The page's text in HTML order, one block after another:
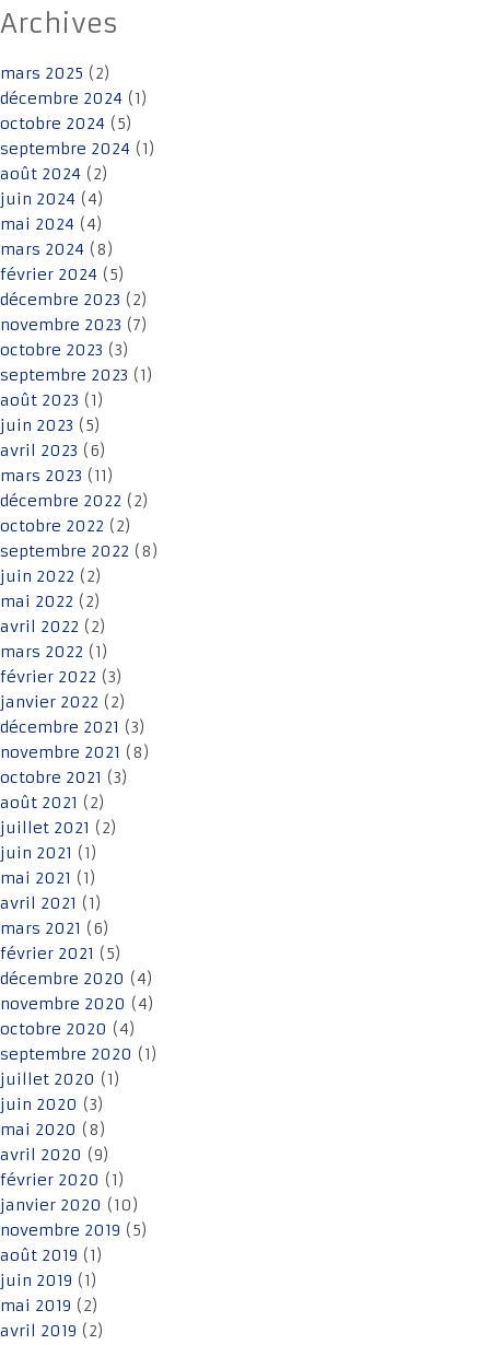
Archives
mars 2025 (2)
décembre 2024 (1)
octobre 2024 (5)
septembre 2024 (1)
août 2024 (2)
juin 2024 (4)
mai 2024 (4)
mars 2024 (8)
février 2024 (5)
décembre 2023 (2)
novembre 2023 (7)
octobre 2023 (3)
septembre 2023 (1)
août 2023 (1)
juin 2023 (5)
avril 2023 (6)
mars 2023 (11)
décembre 2022 (2)
octobre 2022 (2)
septembre 2022 (8)
juin 2022 (2)
mai 2022 (2)
avril 2022 (2)
mars 2022 (1)
février 2022 (3)
janvier 2022 (2)
décembre 2021 (3)
novembre 2021 (8)
octobre 2021 (3)
août 2021 (2)
juillet 2021 (2)
juin 2021 (1)
mai 2021 (1)
avril 2021 (1)
mars 2021 (6)
février 2021 (5)
décembre 2020 (4)
novembre 2020 (4)
octobre 2020 (4)
septembre 2020 (1)
juillet 2020 (1)
juin 2020 (3)
mai 2020 (8)
avril 2020 (9)
février 2020 (1)
janvier 2020 (10)
novembre 2019 (5)
août 2019 (1)
juin 2019 (1)
mai 2019 (2)
avril 2019 (2)